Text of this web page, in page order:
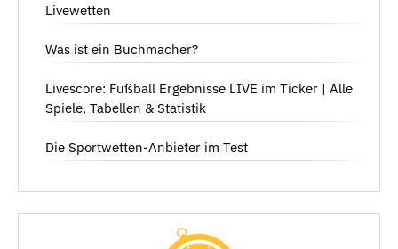
Livewetten
Was ist ein Buchmacher?
Livescore: Fußball Ergebnisse LIVE im Ticker | Alle
Spiele, Tabellen & Statistik
Die Sportwetten-Anbieter im Test